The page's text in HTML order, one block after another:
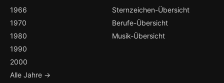
1966
1970
1980
1990
2000
Alle Jahre →
Sternzeichen-Übersicht
Berufe-Übersicht
Musik-Übersicht